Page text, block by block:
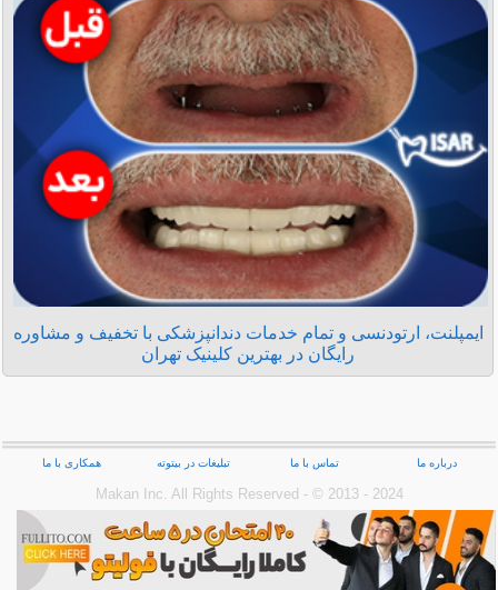
ایمپلنت، ارتودنسی و تمام خدمات دندانپزشکی با تخفیف و مشاوره
رایگان در بهترین کلینیک تهران
درباره ما تماس با ما تبلیغات در بیتوته همکاری با ما
Makan Inc.‎ All Rights Reserved - © 2013 - 2024